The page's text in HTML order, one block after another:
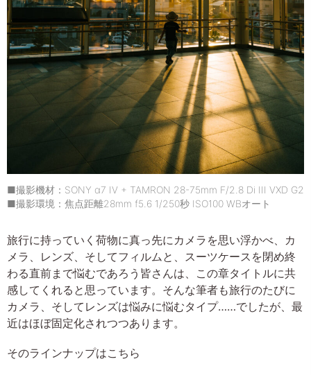
■撮影機材：SONY α7 IV + TAMRON 28-75mm F/2.8 Di III VXD G2
■撮影環境：焦点距離28mm f5.6 1/250秒 ISO100 WBオート
旅行に持っていく荷物に真っ先にカメラを思い浮かべ、カ
メラ、レンズ、そしてフィルムと、スーツケースを閉め終
わる直前まで悩むであろう皆さんは、この章タイトルに共
感してくれると思っています。そんな筆者も旅行のたびに
カメラ、そしてレンズは悩みに悩むタイプ……でしたが、最
近はほぼ固定化されつつあります。
そのラインナップはこちら